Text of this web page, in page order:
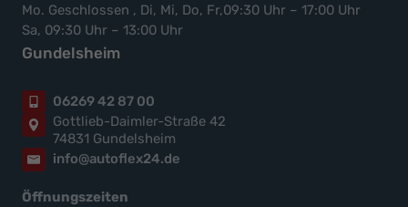
Mo. Geschlossen , Di, Mi, Do, Fr,09:30 Uhr – 17:00 Uhr
Sa, 09:30 Uhr – 13:00 Uhr
Gundelsheim
06269 42 87 00
Gottlieb-Daimler-Straße 42
74831 Gundelsheim
info@autoflex24.de
Öffnungszeiten